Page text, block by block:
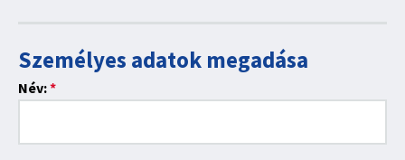
Személyes adatok megadása
Név:*